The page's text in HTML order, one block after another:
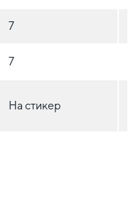
7
7
На стикер